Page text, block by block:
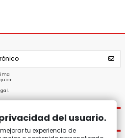
del usuario.
tu experiencia de